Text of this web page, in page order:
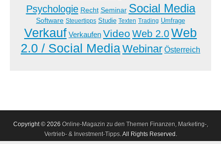
Psychologie Recht Seminar Social Media
Software Steuertipps Studie Texten Trading Umfrage
Verkauf Verkaufen Video Web 2.0Web
2.0 / Social MediaWebinar Österreich
Copyright © 2026 Online-Magazin zu den Themen Finanzen, Marketing-,
Vertrieb- & Investment-Tipps. All Rights Reserved.